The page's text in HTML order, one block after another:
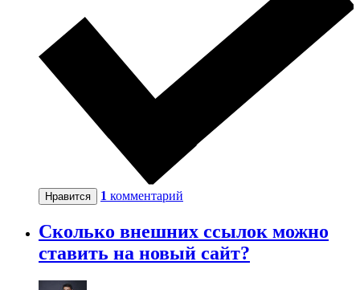
Нравится 1 комментарий
Сколько внешних ссылок можно
ставить на новый сайт?